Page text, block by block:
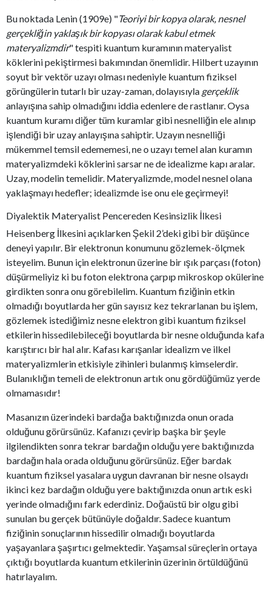
Bu noktada Lenin (1909e) "Teoriyi bir kopya olarak, nesnel
gerçekliğin yaklaşık bir kopyası olarak kabul etmek
materyalizmdir" tespiti kuantum kuramının materyalist
köklerini pekiştirmesi bakımından önemlidir. Hilbert uzayının
soyut bir vektör uzayı olması nedeniyle kuantum fiziksel
görüngülerin tutarlı bir uzay-zaman, dolayısıyla gerçeklik
anlayışına sahip olmadığını iddia edenlere de rastlanır. Oysa
kuantum kuramı diğer tüm kuramlar gibi nesnelliğin ele alınıp
işlendiği bir uzay anlayışına sahiptir. Uzayın nesnelliği
mükemmel temsil edememesi, ne o uzayı temel alan kuramın
materyalizmdeki köklerini sarsar ne de idealizme kapı aralar.
Uzay, modelin temelidir. Materyalizmde, model nesnel olana
yaklaşmayı hedefler; idealizmde ise onu ele geçirmeyi!
Diyalektik Materyalist Pencereden Kesinsizlik İlkesi
Heisenberg İlkesini açıklarken Şekil 2’deki gibi bir düşünce
deneyi yapılır. Bir elektronun konumunu gözlemek-ölçmek
isteyelim. Bunun için elektronun üzerine bir ışık parçası (foton)
düşürmeliyiz ki bu foton elektrona çarpıp mikroskop okülerine
girdikten sonra onu görebilelim. Kuantum fiziğinin etkin
olmadığı boyutlarda her gün sayısız kez tekrarlanan bu işlem,
gözlemek istediğimiz nesne elektron gibi kuantum fiziksel
etkilerin hissedilebileceği boyutlarda bir nesne olduğunda kafa
karıştırıcı bir hal alır. Kafası karışanlar idealizm ve ilkel
materyalizmlerin etkisiyle zihinleri bulanmış kimselerdir.
Bulanıklığın temeli de elektronun artık onu gördüğümüz yerde
olmamasıdır!
Masanızın üzerindeki bardağa baktığınızda onun orada
olduğunu görürsünüz. Kafanızı çevirip başka bir şeyle
ilgilendikten sonra tekrar bardağın olduğu yere baktığınızda
bardağın hala orada olduğunu görürsünüz. Eğer bardak
kuantum fiziksel yasalara uygun davranan bir nesne olsaydı
ikinci kez bardağın olduğu yere baktığınızda onun artık eski
yerinde olmadığını fark ederdiniz. Doğaüstü bir olgu gibi
sunulan bu gerçek bütünüyle doğaldır. Sadece kuantum
fiziğinin sonuçlarının hissedilir olmadığı boyutlarda
yaşayanlara şaşırtıcı gelmektedir. Yaşamsal süreçlerin ortaya
çıktığı boyutlarda kuantum etkilerinin üzerinin örtüldüğünü
hatırlayalım.